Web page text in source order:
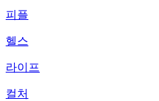
피플
헬스
라이프
컬처